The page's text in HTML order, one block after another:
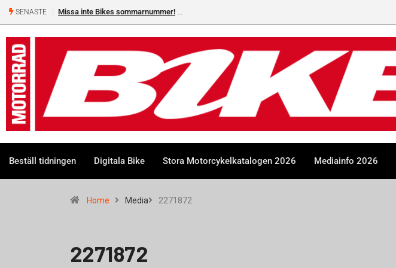
SENASTE Missa inte Bikes sommarnummer!
Beställ tidningen Digitala Bike Stora Motorcykelkatalogen 2026 Mediainfo 2026
Home Media 2271872
2271872